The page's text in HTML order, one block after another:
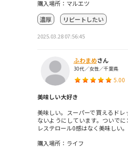
購入場所：マルエツ
濃厚
リピートしたい
2025.03.28 07:56:45
ふわまめさん
30代／女性／千葉県
5.00
美味しい大好き
美味しい。スーパーで買えるド
ないようにしています。ついで
レステロール0感はなく美味しい。
購入場所：ライフ